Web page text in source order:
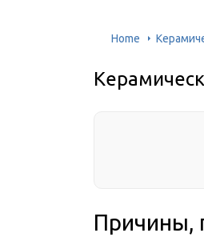
Home
Причины,